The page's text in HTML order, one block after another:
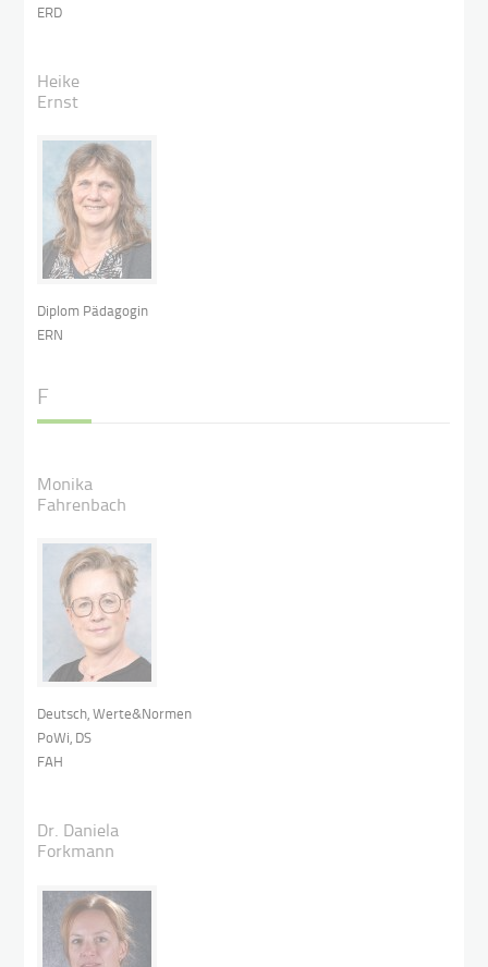
ERD
Heike
Ernst
Diplom Pädagogin
ERN
F
Monika
Fahrenbach
Deutsch, Werte&Normen
PoWi, DS
FAH
Dr. Daniela
Forkmann